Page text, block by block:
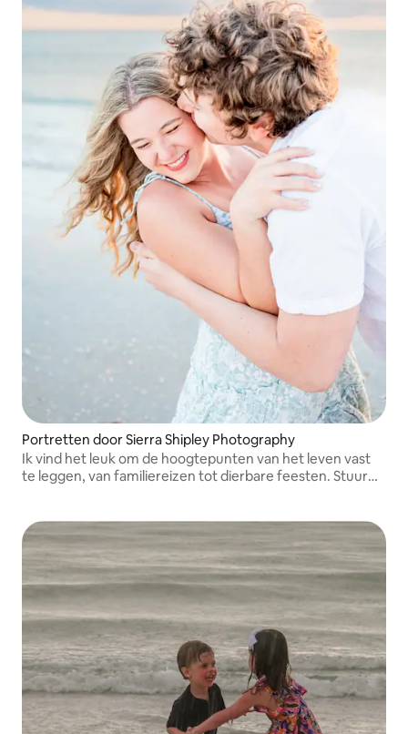
Portretten door Sierra Shipley Photography
Ik vind het leuk om de hoogtepunten van het leven vast
te leggen, van familiereizen tot dierbare feesten. Stuur
Bedankt!